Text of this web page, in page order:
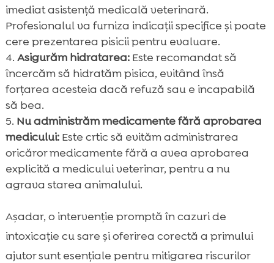
imediat asistență medicală veterinară.
Profesionalul va furniza indicații specifice și poate
cere prezentarea pisicii pentru evaluare.
Asigurăm hidratarea:Este recomandat să
încercăm să hidratăm pisica, evitând însă
forțarea acesteia dacă refuză sau e incapabilă
să bea.
Nu administrăm medicamente fără aprobarea
medicului:Este crtic să evităm administrarea
oricăror medicamente fără a avea aprobarea
explicită a medicului veterinar, pentru a nu
agrava starea animalului.
Așadar, o intervenție promptă în cazuri de
intoxicație cu sare și oferirea corectă a primului
ajutor sunt esențiale pentru mitigarea riscurilor